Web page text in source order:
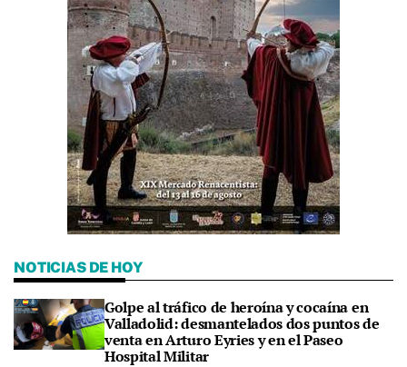
NOTICIAS DE HOY
Golpe al tráfico de heroína y cocaína en
Valladolid: desmantelados dos puntos de
venta en Arturo Eyries y en el Paseo
Hospital Militar